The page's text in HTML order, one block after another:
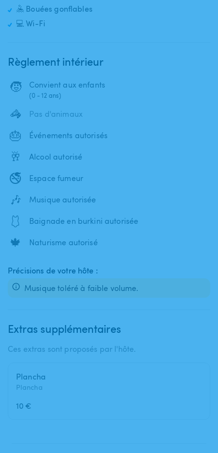
🤽 Bouées gonflables
💻 Wi-Fi
Règlement intérieur
🧒 Convient aux enfants
(0 - 12 ans)
🦓 Pas d'animaux
🎂 Événements autorisés
🥂 Alcool autorisé
🚭 Espace fumeur
🎶 Musique autorisée
🩱 Baignade en burkini autorisée
🍁 Naturisme autorisé
Précisions de votre hôte :
Musique toléré à faible volume.
Extras supplémentaires
Ces extras sont proposés par l'hôte.
Plancha
Plancha
10 €